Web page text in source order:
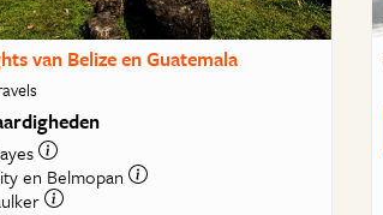
van Belize en Guatemala
en Belmopan